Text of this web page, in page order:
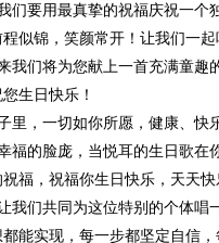
们要用最真挚的祝福庆祝一个
似锦，笑颜常开！让我们一起
我们将为您献上一首充满童
生日快乐！
里，一切如你所愿，健康、快
福的脸庞，当悦耳的生日歌在
福，祝福你生日快乐，天天快
我们共同为这位特别的个体
能实现，每一步都坚定自信